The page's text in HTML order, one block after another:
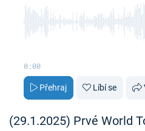
0:00
Přehraj Líbí se
(29.1.2025) Prvé World